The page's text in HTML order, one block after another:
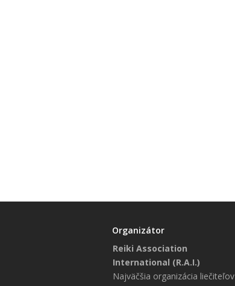
Organizátor
Reiki Association
International (R.A.I.)
Najväčšia organizácia liečiteľov